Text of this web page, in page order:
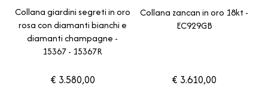
Collana giardini segreti in oro
rosa con diamanti bianchi e
diamanti champagne -
15367 - 15367R
€ 3.580,00
Collana zancan in oro 18kt -
EC929GB
€ 3.610,00